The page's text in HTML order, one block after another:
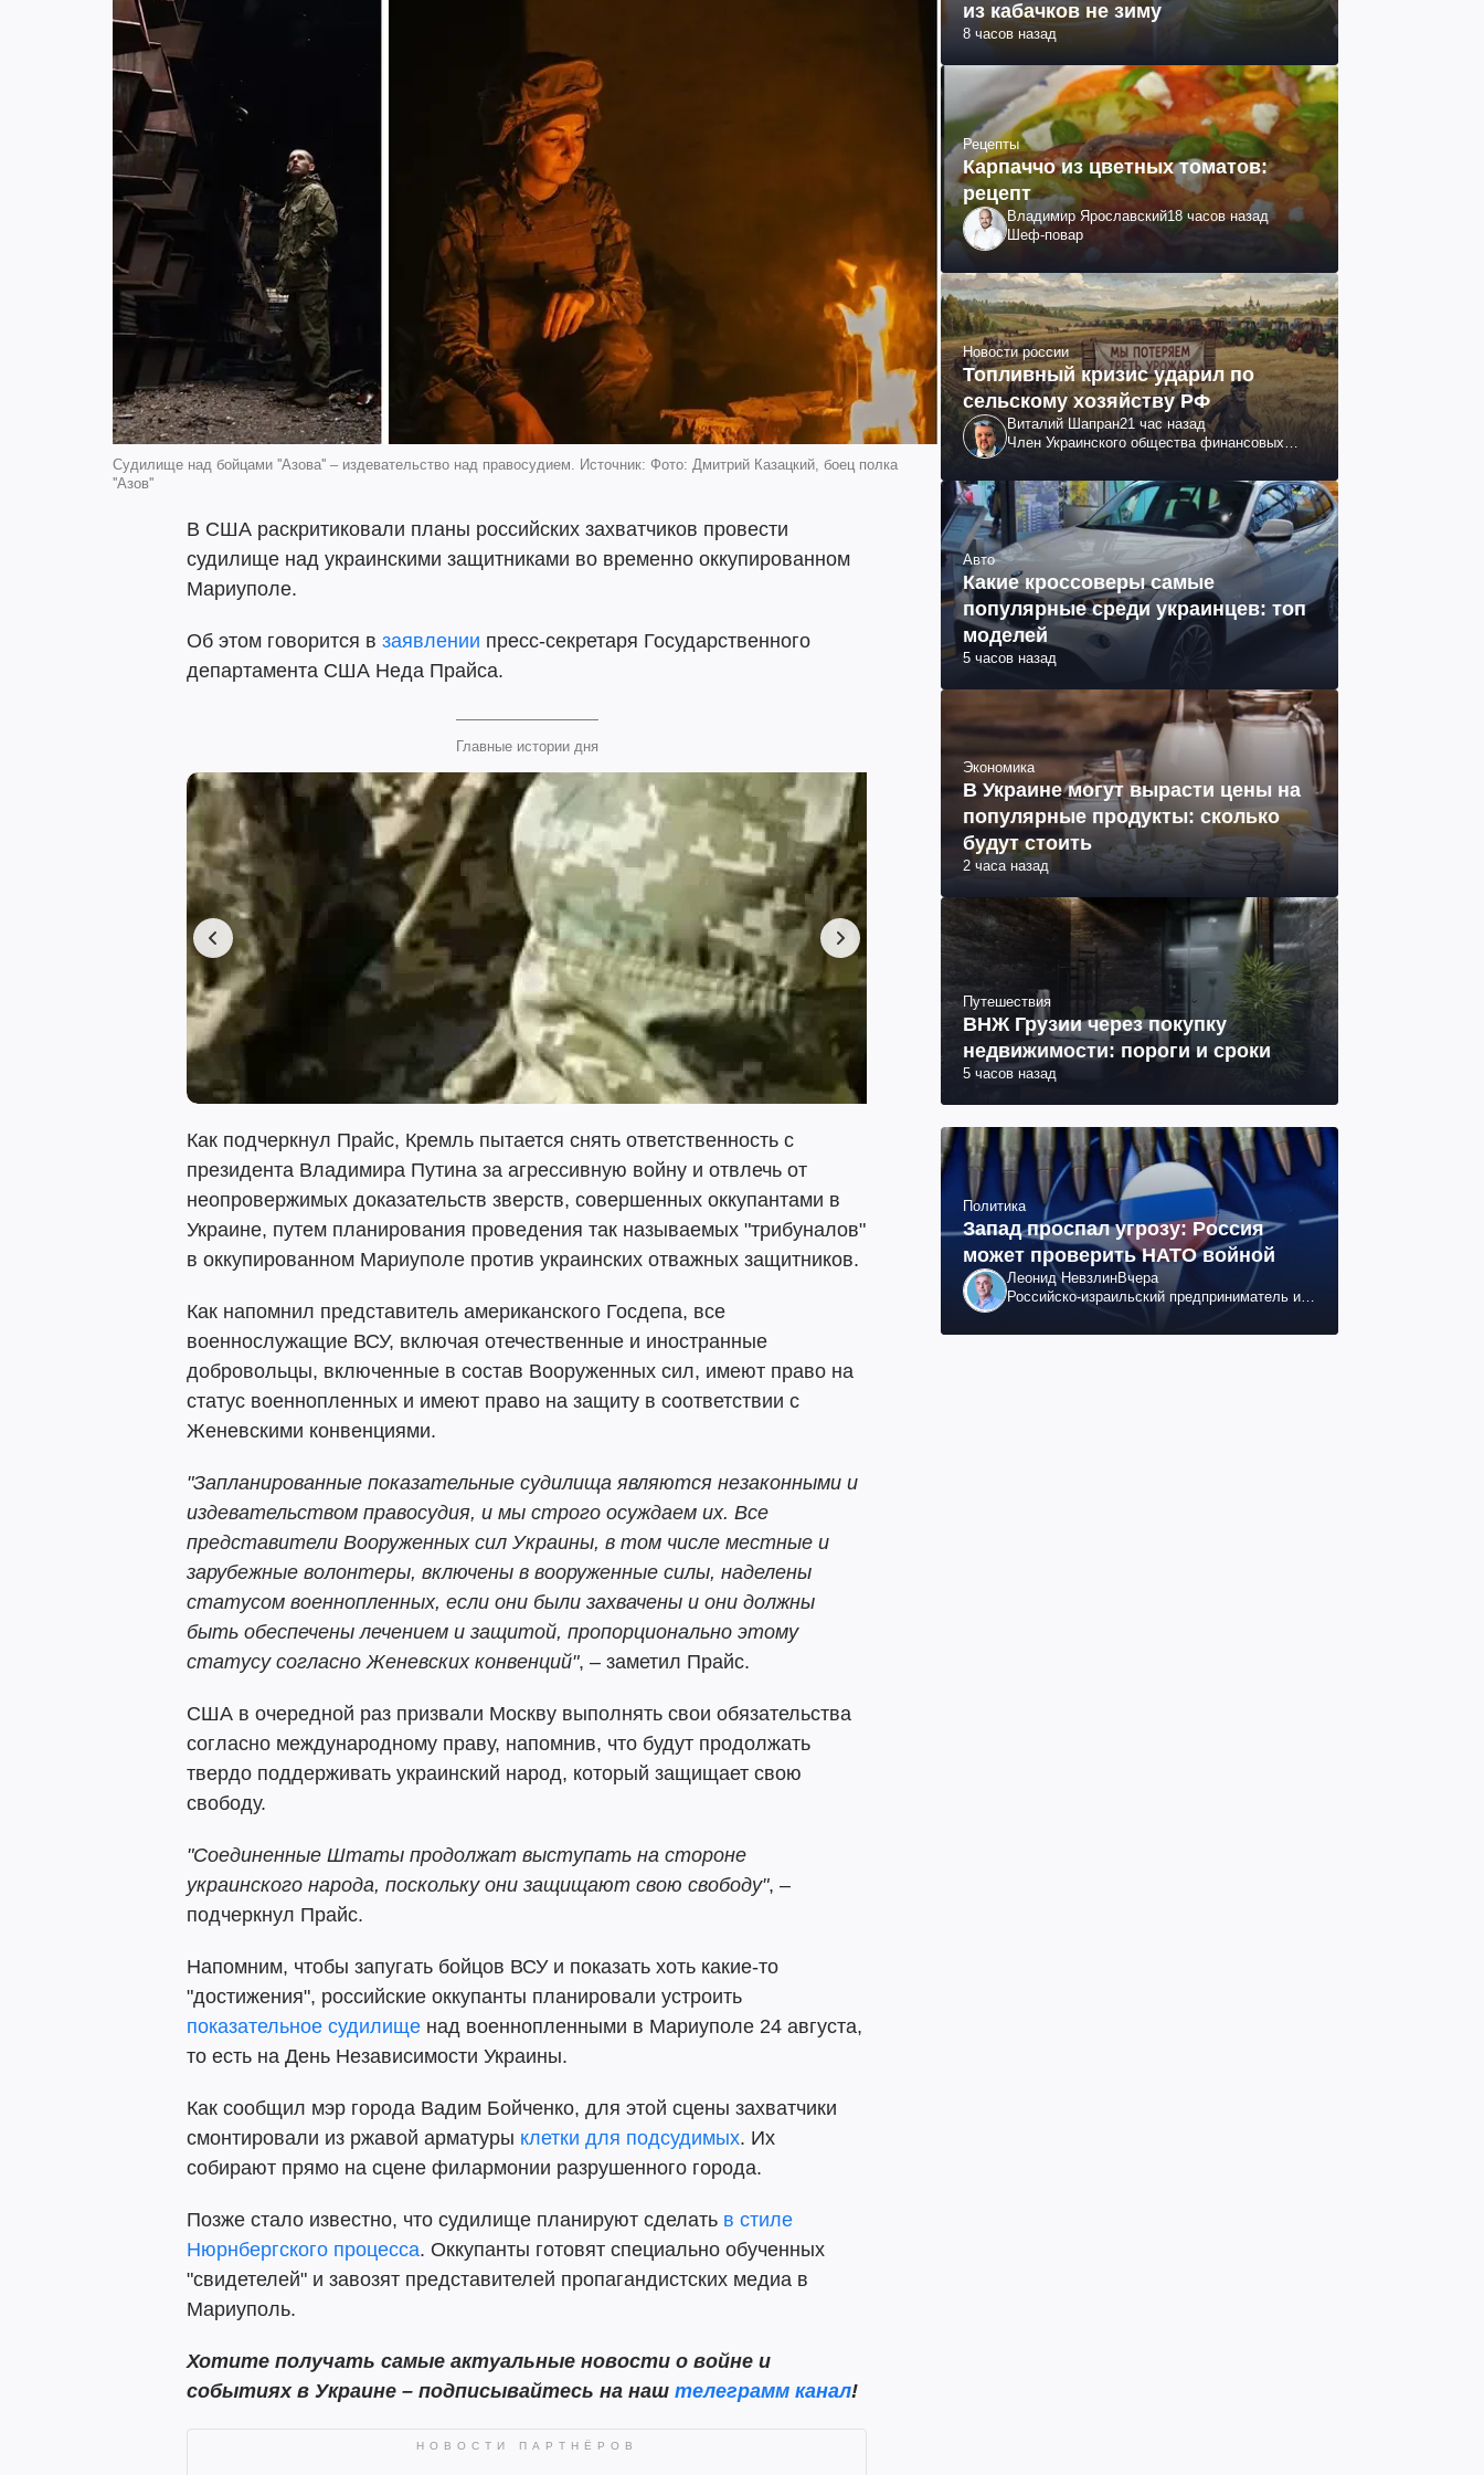
Судилище над бойцами ''Азова'' – издевательство над правосудием. Источник: Фото: Дмитрий Казацкий, боец полка
''Азов''
В США раскритиковали планы российских захватчиков провести
судилище над украинскими защитниками во временно оккупированном
Мариуполе.
Об этом говорится в заявлении пресс-секретаря Государственного
департамента США Неда Прайса.
Главные истории дня
Как подчеркнул Прайс, Кремль пытается снять ответственность с
президента Владимира Путина за агрессивную войну и отвлечь от
неопровержимых доказательств зверств, совершенных оккупантами в
Украине, путем планирования проведения так называемых "трибуналов"
в оккупированном Мариуполе против украинских отважных защитников.
Как напомнил представитель американского Госдепа, все
военнослужащие ВСУ, включая отечественные и иностранные
добровольцы, включенные в состав Вооруженных сил, имеют право на
статус военнопленных и имеют право на защиту в соответствии с
Женевскими конвенциями.
"Запланированные показательные судилища являются незаконными и
издевательством правосудия, и мы строго осуждаем их. Все
представители Вооруженных сил Украины, в том числе местные и
зарубежные волонтеры, включены в вооруженные силы, наделены
статусом военнопленных, если они были захвачены и они должны
быть обеспечены лечением и защитой, пропорционально этому
статусу согласно Женевских конвенций", – заметил Прайс.
США в очередной раз призвали Москву выполнять свои обязательства
согласно международному праву, напомнив, что будут продолжать
твердо поддерживать украинский народ, который защищает свою
свободу.
"Соединенные Штаты продолжат выступать на стороне
украинского народа, поскольку они защищают свою свободу", –
подчеркнул Прайс.
Напомним, чтобы запугать бойцов ВСУ и показать хоть какие-то
"достижения", российские оккупанты планировали устроить
показательное судилище над военнопленными в Мариуполе 24 августа,
то есть на День Независимости Украины.
Как сообщил мэр города Вадим Бойченко, для этой сцены захватчики
смонтировали из ржавой арматуры клетки для подсудимых. Их
собирают прямо на сцене филармонии разрушенного города.
Позже стало известно, что судилище планируют сделать в стиле
Нюрнбергского процесса. Оккупанты готовят специально обученных
"свидетелей" и завозят представителей пропагандистских медиа в
Мариуполь.
Хотите получать самые актуальные новости о войне и
событиях в Украине – подписывайтесь на наш телеграмм канал!
из кабачков не зиму
8 часов назад
Рецепты
Карпаччо из цветных томатов:
рецепт
Владимир Ярославский18 часов назад
Шеф-повар
Новости россии
Топливный кризис ударил по
сельскому хозяйству РФ
Виталий Шапран21 час назад
Член Украинского общества финансовых
Авто
Какие кроссоверы самые
популярные среди украинцев: топ
моделей
5 часов назад
Экономика
В Украине могут вырасти цены на
популярные продукты: сколько
будут стоить
2 часа назад
Путешествия
ВНЖ Грузии через покупку
недвижимости: пороги и сроки
5 часов назад
Политика
Запад проспал угрозу: Россия
может проверить НАТО войной
Леонид НевзлинВчера
Российско-израильский предприниматель и
президент "ЮКОСа"